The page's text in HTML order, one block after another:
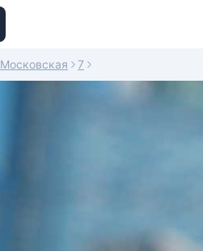
Московская 7